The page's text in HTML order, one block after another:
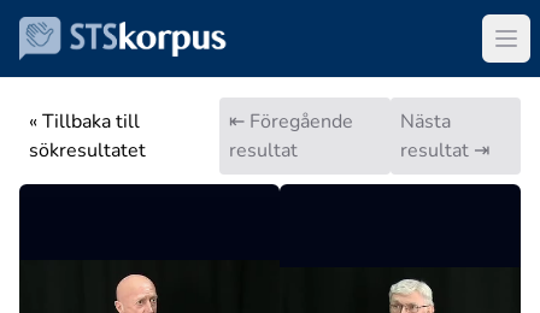
« Tillbaka till
sökresultatet
⇤ Föregående
resultat
Nästa
resultat ⇥